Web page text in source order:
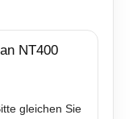
NT400
gleichen Sie